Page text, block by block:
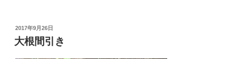
投
稿
日:
2017年9月26日
大根間引き